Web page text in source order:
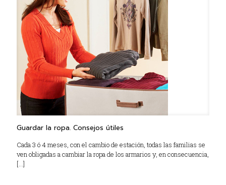
Guardar la ropa. Consejos útiles
Cada 3 ó 4 meses, con el cambio de estación, todas las familias se
ven obligadas a cambiar la ropa de los armarios y, en consecuencia,
[…]